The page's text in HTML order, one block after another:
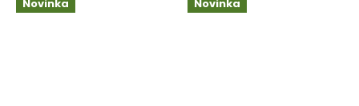
Novinka Novinka